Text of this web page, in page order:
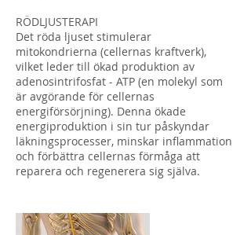
RÖDLJUSTERAPI
Det röda ljuset stimulerar
mitokondrierna (cellernas kraftverk),
vilket leder till ökad produktion av
adenosintrifosfat - ATP (en molekyl som
är avgörande för cellernas
energiförsörjning). Denna ökade
energiproduktion i sin tur påskyndar
läkningsprocesser, minskar inflammation
och förbättra cellernas förmåga att
reparera och regenerera sig själva.